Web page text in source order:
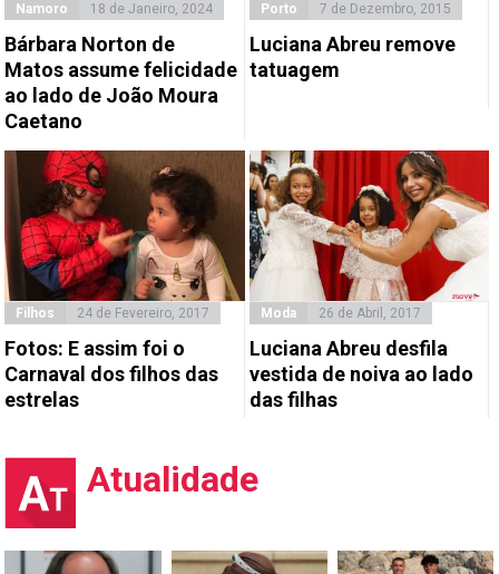
Namoro 18 de Janeiro, 2024
Bárbara Norton de
Matos assume felicidade
ao lado de João Moura
Caetano
Porto 7 de Dezembro, 2015
Luciana Abreu remove
tatuagem
Filhos 24 de Fevereiro, 2017
Fotos: E assim foi o
Carnaval dos filhos das
estrelas
Moda 26 de Abril, 2017
Luciana Abreu desfila
vestida de noiva ao lado
das filhas
Atualidade